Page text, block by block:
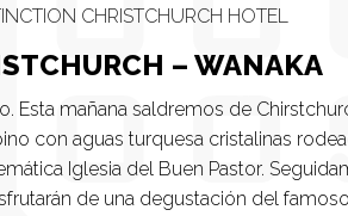
CHRISTCHURCH HOTEL
– WANAKA
Esta mañana saldremos de
con aguas turquesa cristalinas
Iglesia del Buen Pastor.
de una degustación del